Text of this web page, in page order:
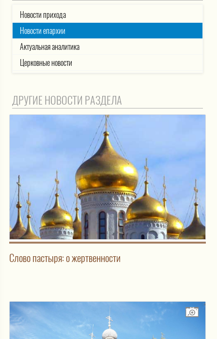
Новости прихода
Новости епархии
Актуальная аналитика
Церковные новости
ДРУГИЕ НОВОСТИ РАЗДЕЛА
Слово пастыря: о жертвенности